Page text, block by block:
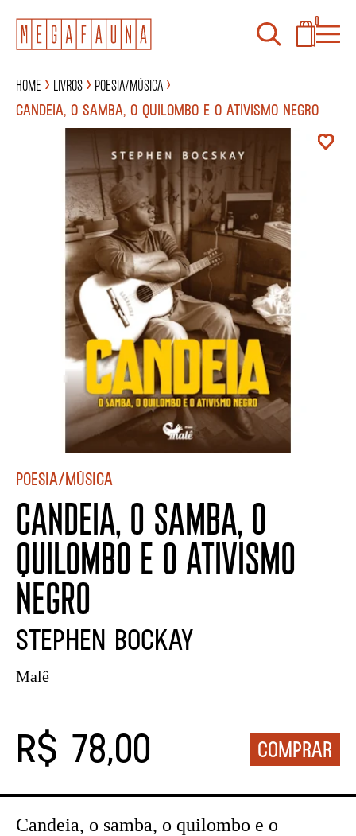
0
Home Livros
Poesia/Música
CANDEIA, O SAMBA, O QUILOMBO E O ATIVISMO NEGRO
Poesia/Música
CANDEIA, O SAMBA, O
QUILOMBO E O ATIVISMO
NEGRO
Stephen BocKay
Malê
R$ 78,00
Candeia, o samba, o quilombo e o